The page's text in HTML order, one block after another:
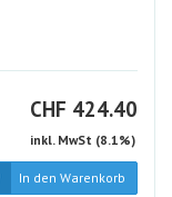
CHF CHF
424.40
inkl. MwSt (8.1%)
In den Warenkorb